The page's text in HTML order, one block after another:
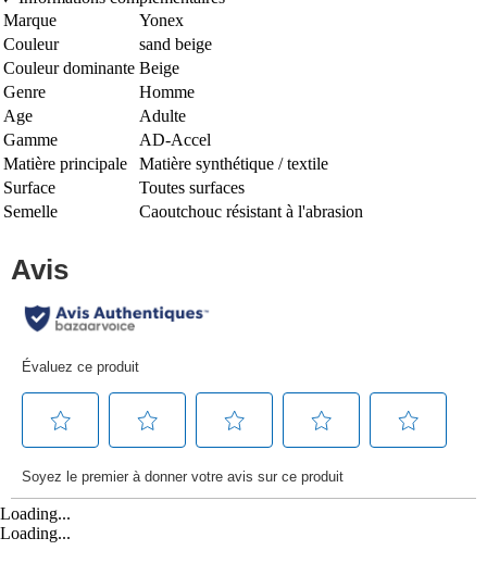
Marque
Yonex
Couleur
sand beige
Couleur dominante Beige
Genre
Homme
Age
Adulte
Gamme
AD-Accel
Matière principale
Matière synthétique / textile
Surface
Toutes surfaces
Semelle
Caoutchouc résistant à l'abrasion
Loading...
Loading...